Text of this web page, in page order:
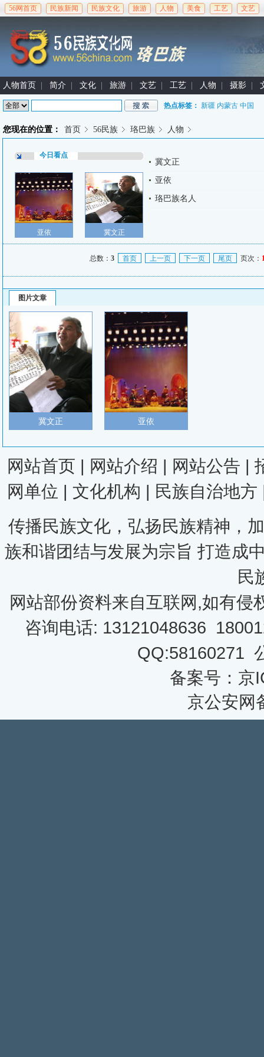
56网首页 民族新闻 民族文化 旅游 人物 美食 工艺 文艺
人物首页 简介 文化 旅游 文艺 工艺 人物 摄影
热点标签： 新疆 内蒙古 中国
您现在的位置： 首页 56民族 珞巴族 人物
今日看点
亚依 冀文正
冀文正
亚依
珞巴族名人
总数： 3 首页 上一页 下一页 尾页 页次：
图片文章
冀文正 亚依
网站首页 | 网站介绍 | 网站公告 |
网单位 | 文化机构 | 民族自治地方
传播民族文化，弘扬民族精神，
族和谐团结与发展为宗旨 打造成
民
网站部份资料来自互联网,如有
咨询电话: 13121048636
QQ:58160271
备案号：京
京公安网